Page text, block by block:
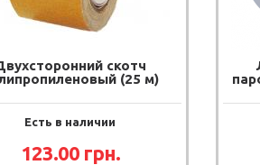
скотч
(25 м)
Есть в наличии
123.00грн.